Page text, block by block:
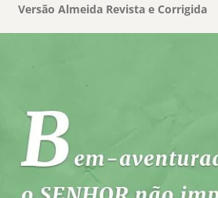
Versão Almeida Revista e Corrigida